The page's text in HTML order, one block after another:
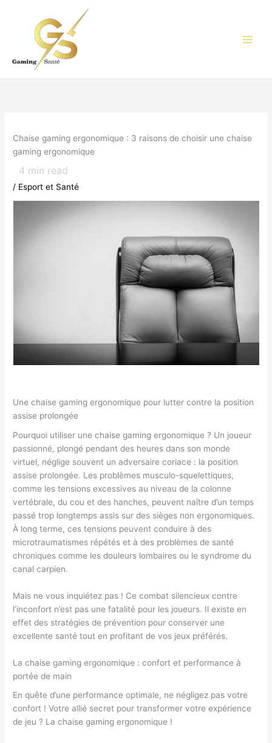
Chaise gaming ergonomique : 3 raisons de choisir une chaise
gaming ergonomique
4 min read
/ Esport et Santé
Une chaise gaming ergonomique pour lutter contre la position
assise prolongée
Pourquoi utiliser une chaise gaming ergonomique ? Un joueur
passionné, plongé pendant des heures dans son monde
virtuel, néglige souvent un adversaire coriace : la position
assise prolongée. Les problèmes musculo-squelettiques,
comme les tensions excessives au niveau de la colonne
vertébrale, du cou et des hanches, peuvent naître d’un temps
passé trop longtemps assis sur des sièges non ergonomiques.
À long terme, ces tensions peuvent conduire à des
microtraumatismes répétés et à des problèmes de santé
chroniques comme les douleurs lombaires ou le syndrome du
canal carpien.
Mais ne vous inquiétez pas ! Ce combat silencieux contre
l’inconfort n’est pas une fatalité pour les joueurs. Il existe en
effet des stratégies de prévention pour conserver une
excellente santé tout en profitant de vos jeux préférés.
La chaise gaming ergonomique : confort et performance à
portée de main
En quête d’une performance optimale, ne négligez pas votre
confort ! Votre allié secret pour transformer votre expérience
de jeu ? La chaise gaming ergonomique !